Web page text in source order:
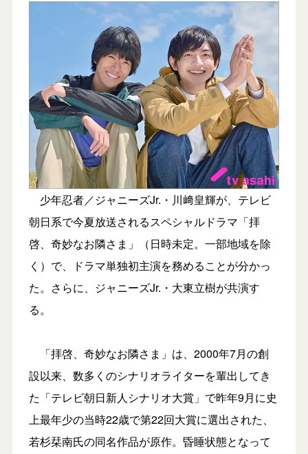
少年忍者／ジャニーズJr.・川﨑皇輝が、テレビ
朝日系で今夏放送されるスペシャルドラマ「拝
啓、奇妙なお隣さま」（日時未定。一部地域を除
く）で、ドラマ単独初主演を務めることが分かっ
た。さらに、ジャニーズJr.・大東立樹が共演す
る。
「拝啓、奇妙なお隣さま」は、2000年7月の創
設以来、数多くのシナリオライターを輩出してき
た「テレビ朝日新人シナリオ大賞」で昨年9月に史
上最年少の当時22歳で第22回大賞に選出された、
若杉栞南氏の同名作品が原作。昏睡状態となって